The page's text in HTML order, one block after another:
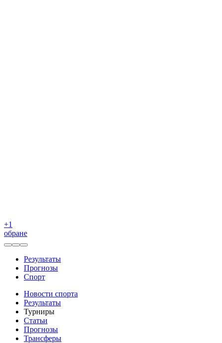
+1
обране
Результаты
Прогнозы
Спорт
Новости спорта
Результаты
Турниры
Статьи
Прогнозы
Трансферы